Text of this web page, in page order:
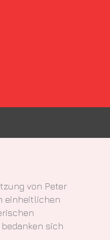
von Peter
einheitlichen
sich